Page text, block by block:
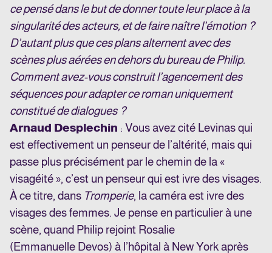
ce pensé dans le but de donner toute leur place à la
singularité des acteurs, et de faire naître l’émotion ?
D’autant plus que ces plans alternent avec des
scènes plus aérées en dehors du bureau de Philip.
Comment avez-vous construit l’agencement des
séquences pour adapter ce roman uniquement
constitué de dialogues ?
Arnaud Desplechin : Vous avez cité Levinas qui
est effectivement un penseur de l’altérité, mais qui
passe plus précisément par le chemin de la «
visagéité », c’est un penseur qui est ivre des visages.
À ce titre, dans Tromperie, la caméra est ivre des
visages des femmes. Je pense en particulier à une
scène, quand Philip rejoint Rosalie
(Emmanuelle Devos) à l’hôpital à New York après